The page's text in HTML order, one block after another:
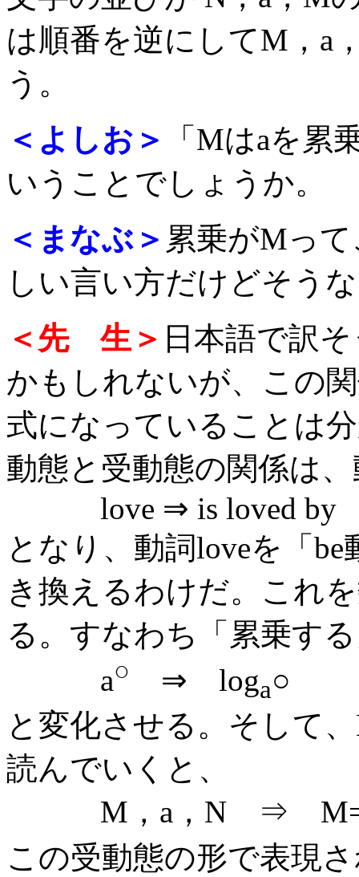
は順番を逆にしてM，a
う。
＜よしお＞
「Mはaを累
いうことでしょうか。
＜まなぶ＞ 累乗がMっ
しい言い方だけどそう
＜先 生＞ 日本語で訳
かもしれないが、この
式になっていることは
動態と受動態の関係は
love ⇒ is loved by
となり、動詞loveを「
き換えるわけだ。これ
る。すなわち「累乗す
a○ ⇒ loga○
と変化させる。そして
読んでいくと、
M，a，N ⇒
この受動態の形で表現